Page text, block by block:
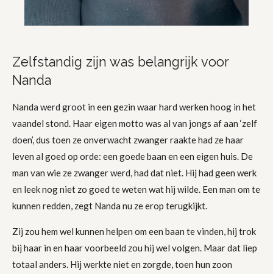
Zelfstandig zijn was belangrijk voor
Nanda
Nanda werd groot in een gezin waar hard werken hoog in het
vaandel stond. Haar eigen motto was al van jongs af aan ‘zelf
doen’, dus toen ze onverwacht zwanger raakte had ze haar
leven al goed op orde: een goede baan en een eigen huis. De
man van wie ze zwanger werd, had dat niet. Hij had geen werk
en leek nog niet zo goed te weten wat hij wilde. Een man om te
kunnen redden, zegt Nanda nu ze erop terugkijkt.
Zij zou hem wel kunnen helpen om een baan te vinden, hij trok
bij haar in en haar voorbeeld zou hij wel volgen. Maar dat liep
totaal anders. Hij werkte niet en zorgde, toen hun zoon